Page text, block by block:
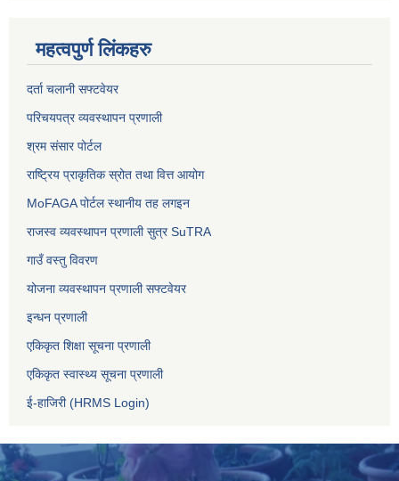
महत्वपुर्ण लिंकहरु
दर्ता चलानी सफ्टवेयर
परिचयपत्र व्यवस्थापन प्रणाली
श्रम संसार पोर्टल
राष्ट्रिय प्राकृतिक स्रोत तथा वित्त आयोग
MoFAGA पोर्टल स्थानीय तह लगइन
राजस्व व्यवस्थापन प्रणाली सुत्र SuTRA
गाउँ वस्तु विवरण
योजना व्यवस्थापन प्रणाली सफ्टवेयर
इन्धन प्रणाली
एकिकृत शिक्षा सूचना प्रणाली
एकिकृत स्वास्थ्य सूचना प्रणाली
ई-हाजिरी (HRMS Login)